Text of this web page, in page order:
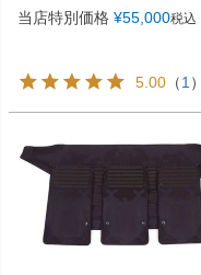
当店特別価格 ¥55,000税込
5.00 （1）